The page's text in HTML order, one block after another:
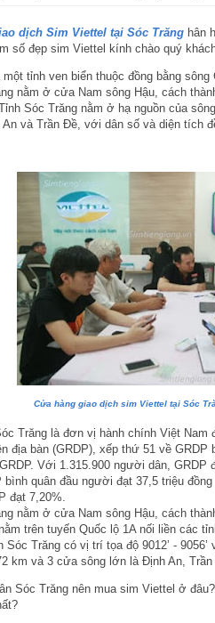
dịch Sim Viettel tại Sóc Trăng hân
số đẹp sim Viettel kính chào quý
tỉnh ven biển thuộc đồng bằng sông
nằm ở cửa Nam sông Hậu, cách
Sóc Trăng nằm ở hạ nguồn của
An và Trần Đề, với dân số và diện tích
Cửa hàng giao dịch sim Viettel tại Sóc
Trăng là đơn vị hành chính Việt
địa bàn (GRDP), xếp thứ 51 về
Với 1.315.900 người dân,
bình quân đầu người đạt 37,5 triệu
đạt 7,20%.
nằm ở cửa Nam sông Hậu, cách
trên tuyến Quốc lộ 1A nối liền các
Sóc Trăng có vị trí tọa độ 9012’ -
km và 3 cửa sông lớn là Định An,
Sóc Trăng nên mua sim Viettel ở